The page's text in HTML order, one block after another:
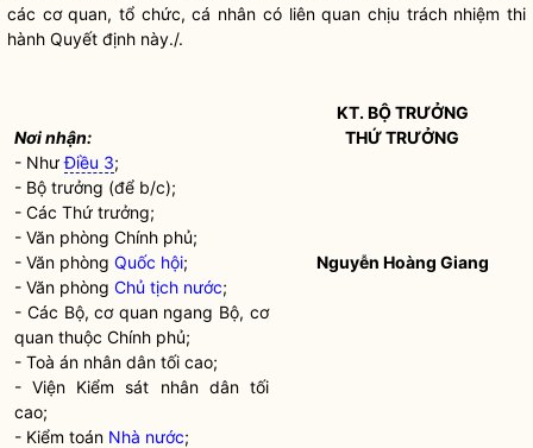
các cơ quan, tổ chức, cá nhân có liên quan chịu trách nhiệm thi
hành Quyết định này./.
Nơi nhận:
- NhưĐiều 3;
- Bộ trưởng (để b/c);
- Các Thứ trưởng;
- Văn phòng Chính phủ;
- Văn phòngQuốc hội;
- Văn phòngChủ tịch nước;
- Các Bộ, cơ quan ngang Bộ, cơ
quan thuộc Chính phủ;
- Toà án nhân dân tối cao;
- Viện Kiểm sát nhân dân tối
cao;
- Kiểm toán Nhà nước;
KT.BỘ TRƯỞNG
THỨ TRƯỞNG
Nguyễn Hoàng Giang